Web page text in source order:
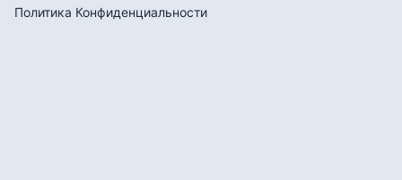
Политика Конфиденциальности